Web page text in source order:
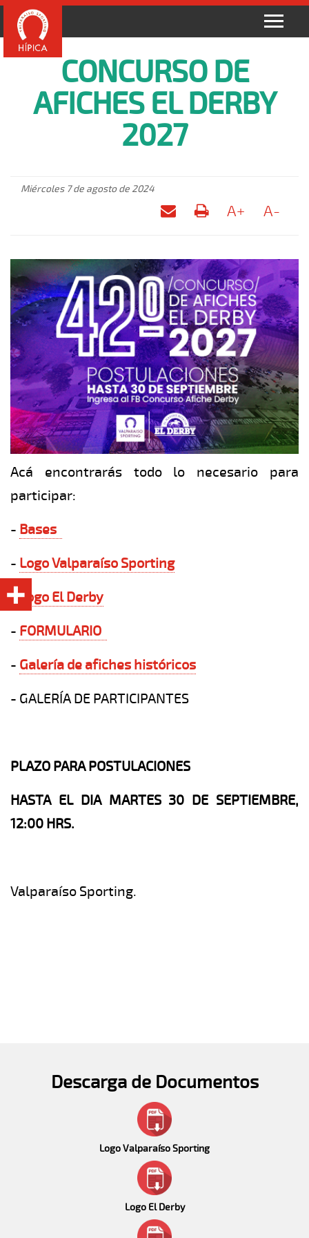
CONCURSO DE
AFICHES EL DERBY
2027
Miércoles 7 de agosto de 2024
A+ A-
Acá encontrarás todo lo necesario para
participar:
- Bases
- Logo Valparaíso Sporting
-Logo El Derby
- FORMULARIO
- Galería de afiches históricos
- GALERÍA DE PARTICIPANTES
PLAZO PARA POSTULACIONES
HASTA EL DIA MARTES 30 DE SEPTIEMBRE,
12:00 HRS.
Valparaíso Sporting.
Descarga de Documentos
Logo Valparaíso Sporting
Logo El Derby